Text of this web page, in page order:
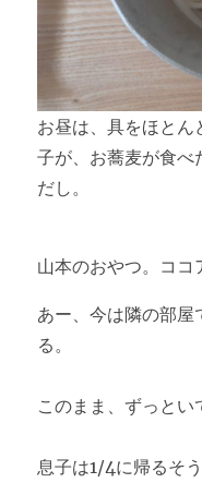
お昼は、具をほとん
子が、お蕎麦が食べ
だし。
山本のおやつ。ココ
あー、今は隣の部屋
る。
このまま、ずっとい
息子は1/4に帰るそう